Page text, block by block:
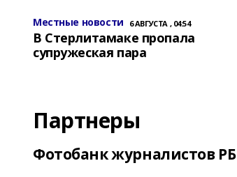
Местные новости 6 АВГУСТА , 04:54
В Стерлитамаке пропала
супружеская пара
Партнеры
Фотобанк журналистов РБ